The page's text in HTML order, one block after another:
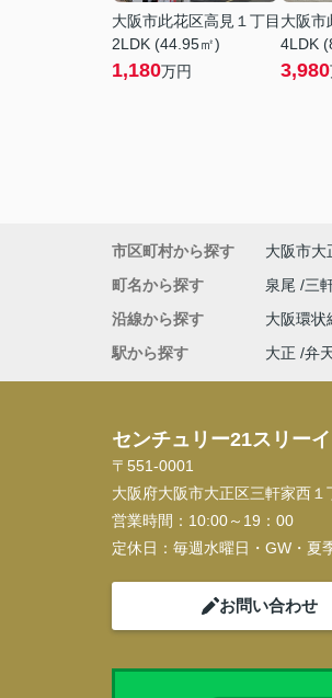
大阪市此花区高見１丁目
2LDK (44.95㎡)
1,180万円
大阪市
4LDK
3,980
市区町村から探す 大阪市大
町名から探す
泉尾 三
沿線から探す
大阪環状
駅から探す
大正 弁
センチュリー21スリー
〒551-0001
大阪府大阪市大正区三軒家西１
営業時間： 10:00～19：00
定休日： 毎週水曜日・GW・夏
お問い合わせ